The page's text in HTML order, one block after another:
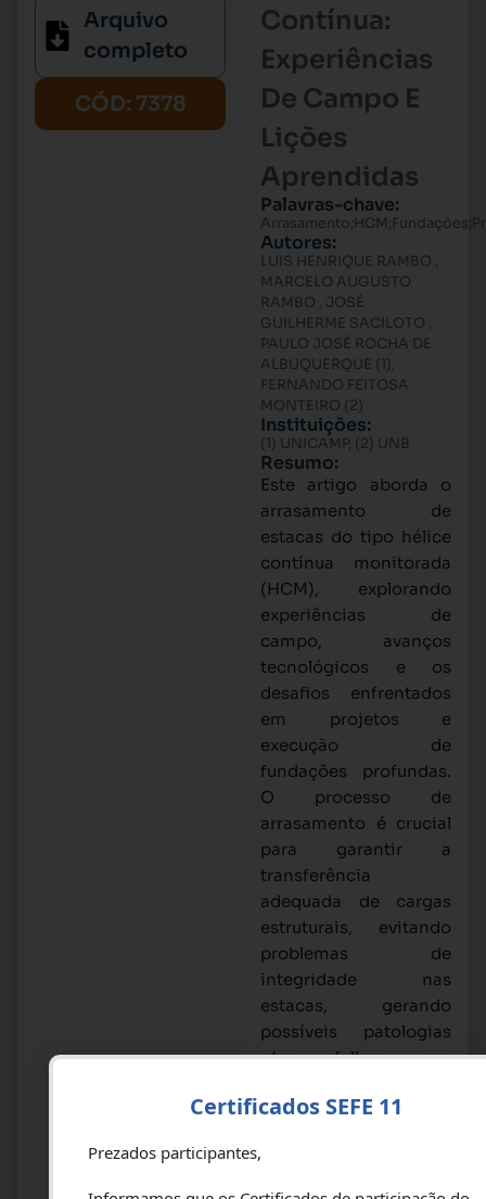
Arquivo
completo
CÓD: 7378
Contínua:
Experiências
De Campo E
Lições
Aprendidas
Palavras-chave:
Autores:
LUIS HENRIQUE RAMBO ,
MARCELO AUGUSTO
RAMBO , JOSÉ
GUILHERME SACILOTO ,
PAULO JOSÉ ROCHA DE
ALBUQUERQUE (1),
FERNANDO FEITOSA
MONTEIRO (2)
Instituições:
(1) UNICAMP, (2) UNB
Resumo:
Este artigo aborda o
arrasamento de
estacas do tipo hélice
contínua monitorada
(HCM), explorando
experiências de
campo, avanços
tecnológicos e os
desafios enfrentados
em projetos e
execução de
fundações profundas.
O processo de
arrasamento é crucial
para garantir a
transferência
adequada de cargas
estruturais, evitando
problemas de
integridade nas
estacas, gerando
possíveis patologias
e/ou falhas nas
diversas variáveis,
solo e a precisão nas
Certificados SEFE 11
Prezados participantes,